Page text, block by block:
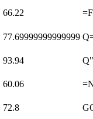
66.22
77.69999999999999
93.94
60.06
72.8